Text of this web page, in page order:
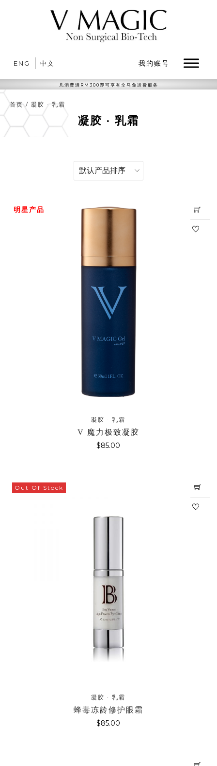
ENG 中文 我的账号
凡消费满RM300即可享有全马免运费服务
首页 / 凝胶 · 乳霜
凝胶 · 乳霜
明星产品
凝胶 · 乳霜
V 魔力极致凝胶
$85.00
Out Of Stock
凝胶 · 乳霜
蜂毒冻龄修护眼霜
$85.00